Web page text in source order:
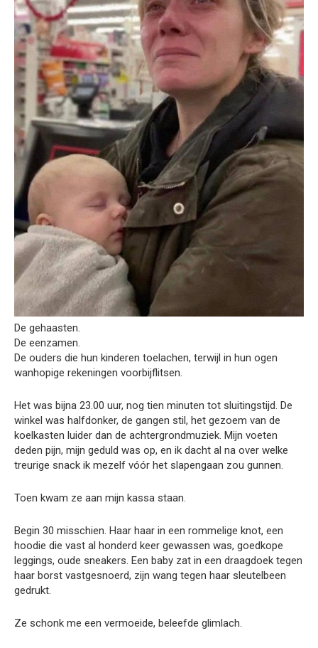
De gehaasten.
De eenzamen.
De ouders die hun kinderen toelachen, terwijl in hun ogen
wanhopige rekeningen voorbijflitsen.
Het was bijna 23.00 uur, nog tien minuten tot sluitingstijd. De
winkel was halfdonker, de gangen stil, het gezoem van de
koelkasten luider dan de achtergrondmuziek. Mijn voeten
deden pijn, mijn geduld was op, en ik dacht al na over welke
treurige snack ik mezelf vóór het slapengaan zou gunnen.
Toen kwam ze aan mijn kassa staan.
Begin 30 misschien. Haar haar in een rommelige knot, een
hoodie die vast al honderd keer gewassen was, goedkope
leggings, oude sneakers. Een baby zat in een draagdoek tegen
haar borst vastgesnoerd, zijn wang tegen haar sleutelbeen
gedrukt.
Ze schonk me een vermoeide, beleefde glimlach.